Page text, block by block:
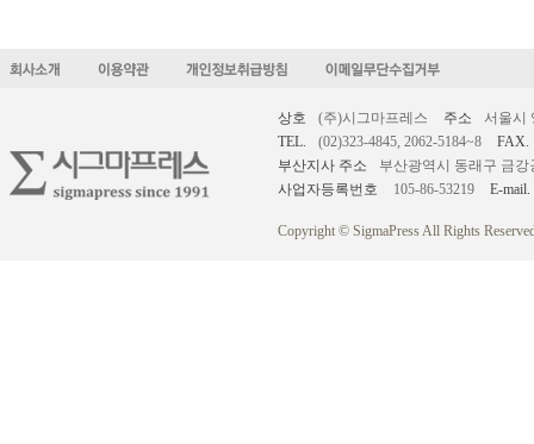
상호 (주)시그마프레스 주소
서울시
TEL.
(02)323-4845, 2062-5184~8
FAX.
부산지사 주소
부산광역시 동래구 금강
사업자등록번호
105-86-53219 E-mail.
Copyright © SigmaPress All Rights